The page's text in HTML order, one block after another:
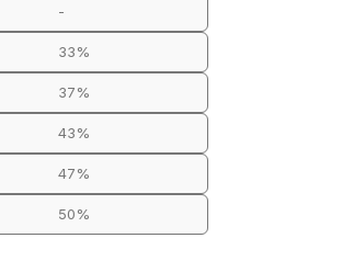
-
33%
37%
43%
47%
50%